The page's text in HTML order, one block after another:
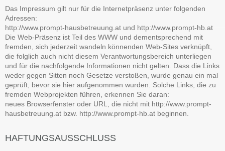
Das Impressum gilt nur für die Internetpräsenz unter folgenden
Adressen:
http://www.prompt-hausbetreuung.at und http://www.prompt-hb.at
Die Web-Präsenz ist Teil des WWW und dementsprechend mit
fremden, sich jederzeit wandeln könnenden Web-Sites verknüpft,
die folglich auch nicht diesem Verantwortungsbereich unterliegen
und für die nachfolgende Informationen nicht gelten. Dass die Links
weder gegen Sitten noch Gesetze verstoßen, wurde genau ein mal
geprüft, bevor sie hier aufgenommen wurden. Solche Links, die zu
fremden Webprojekten führen, erkennen Sie daran:
neues Browserfenster oder URL, die nicht mit http://www.prompt-
hausbetreuung.at bzw. http://www.prompt-hb.at beginnen.
HAFTUNGSAUSSCHLUSS